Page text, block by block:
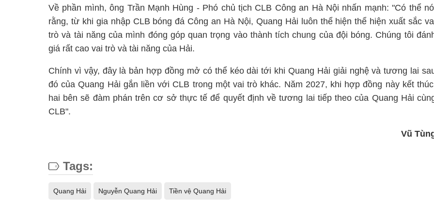
Về phần mình, ông Trần Mạnh Hùng - Phó chủ tịch CLB Công an Hà Nội nhấn mạnh: "Có thể
rằng, từ khi gia nhập CLB bóng đá Công an Hà Nội, Quang Hải luôn thể hiện thể hiện xuất sắc
trò và tài năng của mình đóng góp quan trọng vào thành tích chung của đội bóng. Chúng tôi
giá rất cao vai trò và tài năng của Hải.
Chính vì vậy, đây là bản hợp đồng mở có thể kéo dài tới khi Quang Hải giải nghệ và tương lai
đó của Quang Hải gắn liền với CLB trong một vai trò khác. Năm 2027, khi hợp đồng này kết
hai bên sẽ đàm phán trên cơ sở thực tế để quyết định về tương lai tiếp theo của Quang Hải
CLB".
Vũ
Tags:
Quang Hải Nguyễn Quang Hải Tiền vệ Quang Hải